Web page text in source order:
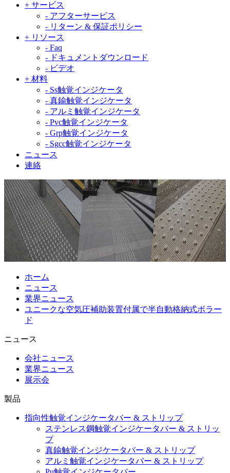
+ サービス
- アフターサービス
- リターン & 保証ポリシー
+ リソース
- Faq
- ドキュメントダウンロード
- ビデオ
+ 材料
- Ss触覚インジケータ
- 真鍮触覚インジケータ
- アルミ触覚インジケータ
- Pvc触覚インジケータ
- Grp触覚インジケータ
- Sgcc触覚インジケータ
ニュース
連絡
ホーム
ニュース
業界ニュース
ユニークな空気圧補助装置付属で半自動格納式ボラー
ド
ニュース
会社ニュース
業界ニュース
展示会
製品
指向性触覚インジケータバー & ストリップ
ステンレス鋼触覚インジケータバー & ストリッ
プ
真鍮触覚インジケータバー & ストリップ
アルミ触覚インジケータバー & ストリップ